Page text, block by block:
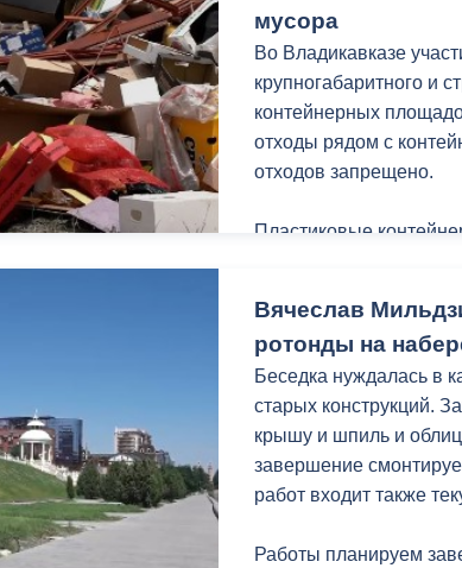
Отмечу, Дарья
Ю.С. Кучиева.
мусора
Во Владикавказе
крупногабаритного и
контейнерных
отходы рядом с
отходов запрещено.
Пластиковые
строительного
других
административным
Вячеслав
ротонды на
Беседка нуждалась в
старых конструкций.
крышу и шпиль и
завершение
работ входит также
Работы планируем